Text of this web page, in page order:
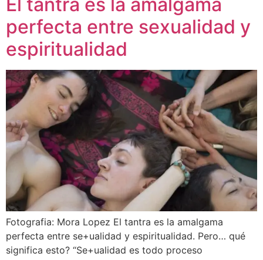
El tantra es la amalgama
perfecta entre sexualidad y
espiritualidad
Fotografia: Mora Lopez El tantra es la amalgama
perfecta entre se+ualidad y espiritualidad. Pero… qué
significa esto? “Se+ualidad es todo proceso